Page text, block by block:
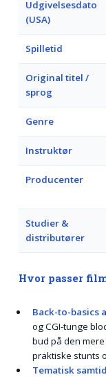
Udgivelsesdato
(USA)
Spilletid
Original titel /
sprog
Genre
Instruktør
Producenter
Studier &
distributører
Hvor passer
Back-to-basics
og CGI-tunge
bud på den
praktiske stunts
Tematisk